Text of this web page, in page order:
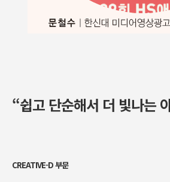
“쉽고 단순해서 더 빛나는
CREATIVE-D 부문